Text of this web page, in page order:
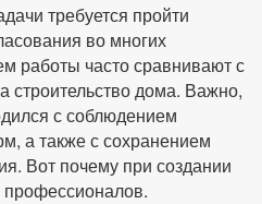
требуется пройти
во многих
работы часто сравнивают с
строительство дома. Важно,
с соблюдением
а также с сохранением
Вот почему при создании
профессионалов.